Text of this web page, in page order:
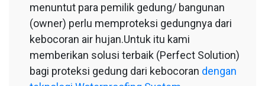
menuntut para pemilik gedung/ bangunan
(owner) perlu memproteksi gedungnya dari
kebocoran air hujan.Untuk itu kami
memberikan solusi terbaik (Perfect Solution)
bagi proteksi gedung dari kebocoran dengan